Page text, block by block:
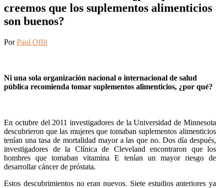
creemos que los suplementos alimenticios
son buenos?
PorPaul Offit
Ni una sola organización nacional o internacional de salud
pública recomienda tomar suplementos alimenticios, ¿por qué?
En octubre del 2011 investigadores de la Universidad de Minnesota
descubrieron que las mujeres que tomaban suplementos alimenticios
tenían una tasa de mortalidad mayor a las que no. Dos día después,
investigadores de la Clínica de Cleveland encontraron que los
hombres que tomaban vitamina E tenían un mayor riesgo de
desarrollar cáncer de próstata.
Estos descubrimientos no eran nuevos. Siete estudios anteriores ya